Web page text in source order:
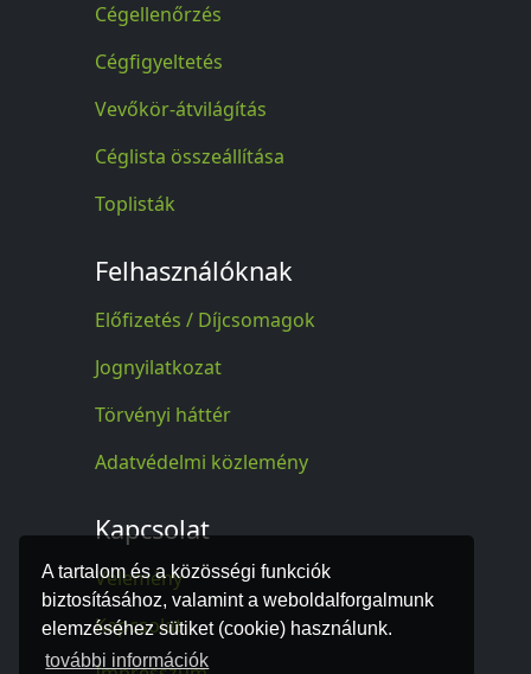
A tartalom és a közösségi funkciók
biztosításához, valamint a weboldalforgalmunk
elemzéséhez sütiket (cookie) használunk.
további információk
Cégellenőrzés
Cégfigyeltetés
Vevőkör-átvilágítás
Céglista összeállítása
Toplisták
Felhasználóknak
Előfizetés / Díjcsomagok
Jognyilatkozat
Törvényi háttér
Adatvédelmi közlemény
Kapcsolat
Vélemény
Kapcsolat